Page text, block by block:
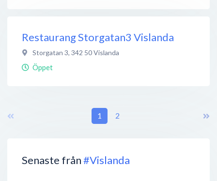
Senaste från#Vislanda
Restaurang Storgatan3 Vislanda
Storgatan 3, 342 50Vislanda
Öppet
1 2